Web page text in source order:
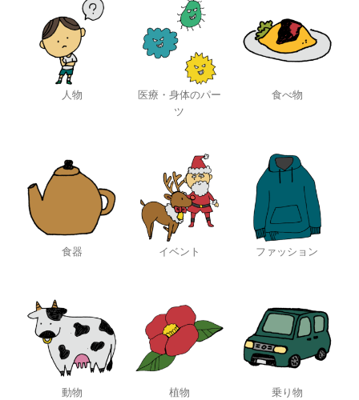
人物
医療・身体のパー
ツ
食べ物
食器 イベント ファッション
動物 植物 乗り物